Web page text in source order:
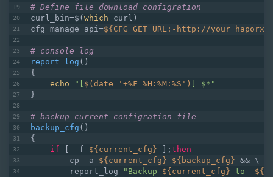
# Define file download configration
curl_bin=$( which curl)
cfg_manage_api=${CFG_GET_URL:-http://
# console log
report_log ()
{
echo
"[ $(date '+%F %H:%M:%S')
] $*"
}
# backup current configration file
backup_cfg ()
{
if [ -f ${current_cfg} ]; then
        cp -a
${current_cfg} ${backup_cfg} && \
        report_log
"Backup ${current_cfg} to